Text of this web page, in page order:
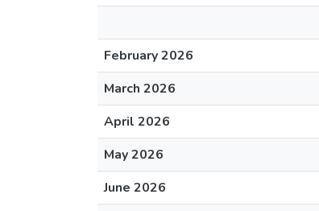
February 2026
March 2026
April 2026
May 2026
June 2026